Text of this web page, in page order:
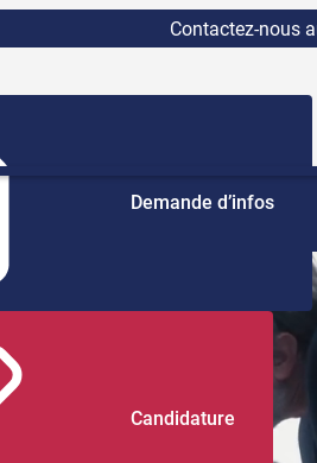
Contactez-nous
Demande d’infos
Candidature